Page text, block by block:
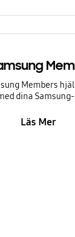
Members
dina
Läs Mer